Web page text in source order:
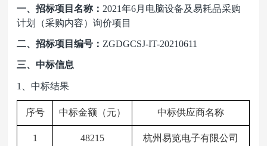
一、招标项目名称： 2021年6月电脑设备及易耗品采购
计划（采购内容）询价项目
二、招标项目编号： ZGDGCSJ-IT-20210611
三、中标信息
1 、中标结果
序号 中标金额（元） 中标供应商名称
1 48215 杭州易览电子有限公司